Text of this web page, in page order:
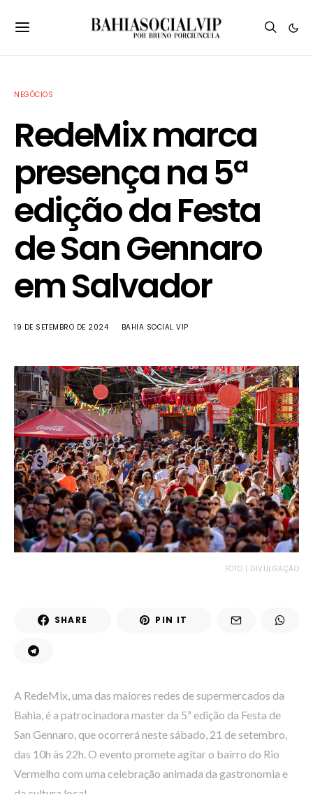
NEGÓCIOS
RedeMix marca
presença na 5ª
edição da Festa
de San Gennaro
em Salvador
19 DE SETEMBRO DE 2024 BAHIA SOCIAL VIP
FOTO | DIVULGAÇÃO
SHARE PIN IT
A RedeMix, uma das maiores redes de supermercados da
Bahia, é a patrocinadora master da 5ª edição da Festa de
San Gennaro, que ocorrerá neste sábado, 21 de setembro,
das 10h às 22h. O evento promete agitar o bairro do Rio
Vermelho com uma celebração animada da gastronomia e